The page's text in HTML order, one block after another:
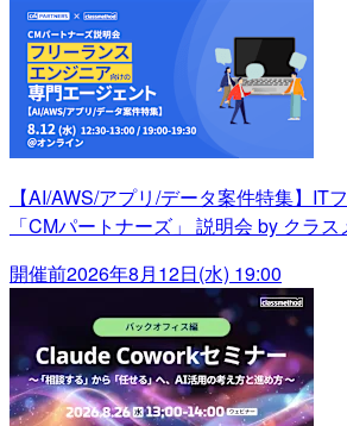
【AI/AWS/アプリ/データ案件特集】IT
「CMパートナーズ」 説明会 by クラス
開催前2026年8月12日(水) 19:00